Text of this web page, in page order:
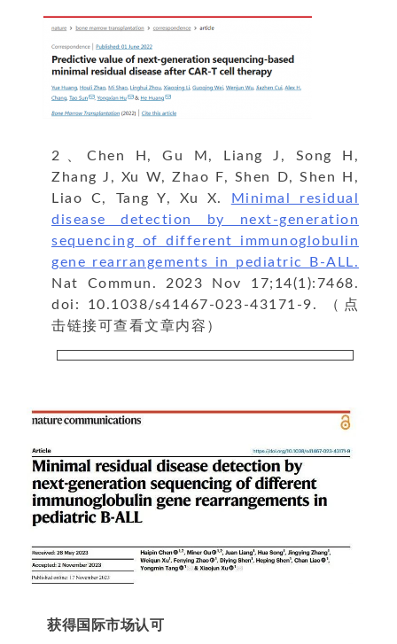
2、Chen H, Gu M, Liang J, Song H,
Zhang J, Xu W, Zhao F, Shen D, Shen H,
Liao C, Tang Y, Xu X.
Minimal residual
disease detection by next-generation
sequencing of different immunoglobulin
gene rearrangements in pediatric B-ALL.
Nat Commun. 2023 Nov 17;14(1):7468.
doi: 10.1038/s41467-023-43171-9. （点
击链接可查看文章内容）
获得国际市场认可